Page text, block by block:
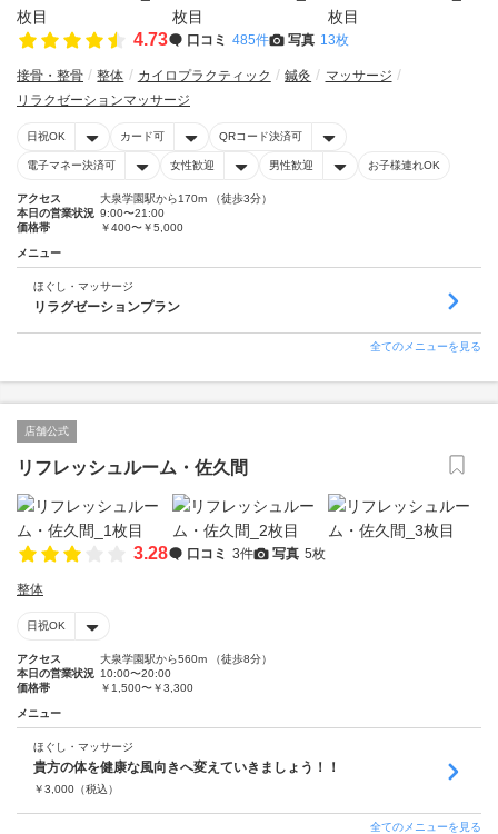
4.73 口コミ 485件 写真 13枚
接骨・整骨 整体 カイロプラクティック 鍼灸
マッサージ
リラクゼーションマッサージ
日祝OK カード可 QRコード決済可
電子マネー決済可 女性歓迎 男性歓迎 お子様連れOK
アクセス
大泉学園駅から170m （徒歩3分）
本日の営業状況 9:00〜21:00
価格帯
￥400〜￥5,000
メニュー
ほぐし・マッサージ
リラグゼーションプラン
全てのメニューを見る
店舗公式
リフレッシュルーム・佐久間
3.28 口コミ 3件 写真 5枚
整体
日祝OK
アクセス
大泉学園駅から560m （徒歩8分）
本日の営業状況 10:00〜20:00
価格帯
￥1,500〜￥3,300
メニュー
ほぐし・マッサージ
貴方の体を健康な風向きへ変えていきましょう！！
￥3,000 （税込）
全てのメニューを見る